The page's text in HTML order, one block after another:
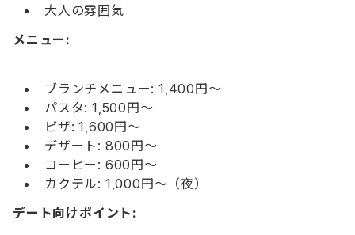
大人の雰囲気
メニュー:
ブランチメニュー: 1,400円〜
パスタ: 1,500円〜
ピザ: 1,600円〜
デザート: 800円〜
コーヒー: 600円〜
カクテル: 1,000円〜（夜）
デート向けポイント: